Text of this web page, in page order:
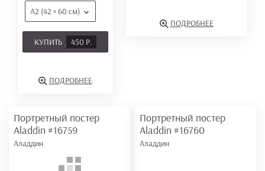
А2 (42 × 60 см)
КУПИТЬ 450 Р.
ПОДРОБНЕЕ
ПОДРОБНЕЕ
Портретный постер
Aladdin #16759
Аладдин
Портретный постер
Aladdin #16760
Аладдин